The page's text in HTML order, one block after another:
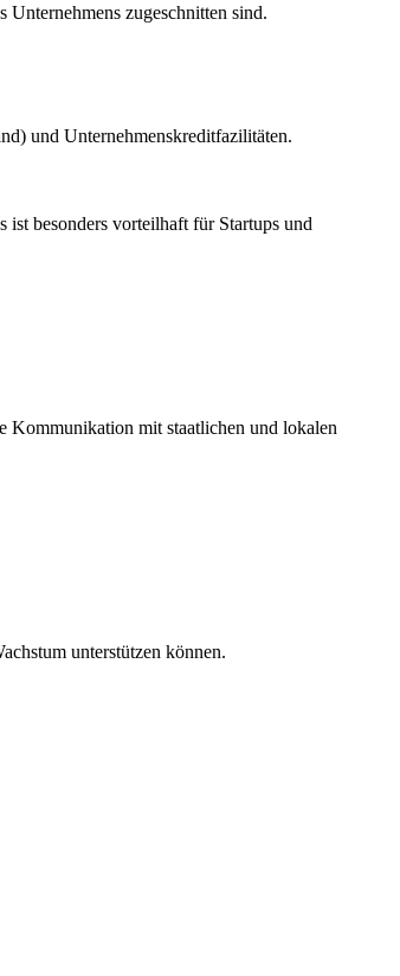
zugeschnitten sind.
und Unternehmenskreditfazilitäten.
besonders vorteilhaft für Startups und
Kommunikation mit staatlichen und lokalen
unterstützen können.